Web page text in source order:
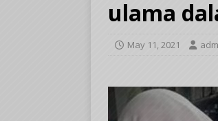
ulama
May 11, 2021